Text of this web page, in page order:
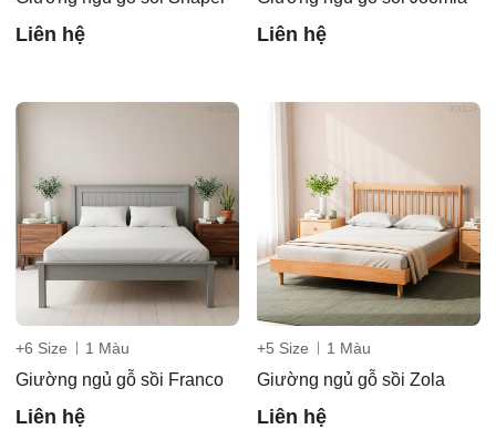
huyện
Hóc Môn,
Liên hệ Liên hệ
+6 Size 1 Màu
Giường ngủ gỗ sồi Franco
Liên hệ
+5 Size 1 Màu
Giường ngủ gỗ sồi Zola
Liên hệ